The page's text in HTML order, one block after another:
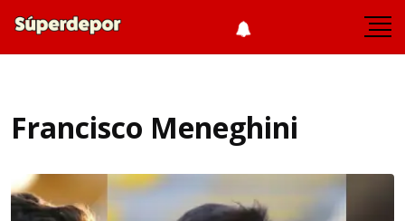
Francisco Meneghini